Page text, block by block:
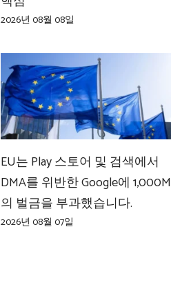
2026년 08월 08일
EU는 Play 스토어 및 검색에서
DMA를 위반한 Google에 1,000M
의 벌금을 부과했습니다.
2026년 08월 07일